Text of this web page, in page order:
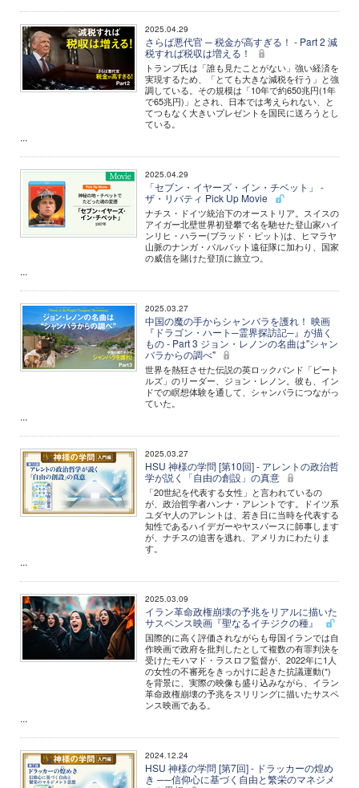
2025.04.29
さらば悪代官 ─ 税金が高すぎる！ - Part 2 減
税すれば税収は増える！
トランプ氏は「誰も見たことがない」強い経済を
実現するため、「とても大きな減税を行う」と強
調している。その規模は「10年で約650兆円(1年
で65兆円)」とされ、日本では考えられない、と
てつもなく大きいプレゼントを国民に送ろうとし
ている。
...
2025.04.29
「セブン・イヤーズ・イン・チベット」 -
ザ・リバティ Pick Up Movie
ナチス・ドイツ統治下のオーストリア。スイスの
アイガー北壁世界初登攀で名を馳せた登山家ハイ
ンリヒ・ハラー(ブラッド・ピット)は、ヒマラヤ
山脈のナンガ・パルバット遠征隊に加わり、国家
の威信を賭けた登頂に旅立つ。
...
2025.03.27
中国の魔の手からシャンバラを護れ！ 映画
『ドラゴン・ハート─霊界探訪記─』が描く
もの - Part 3 ジョン・レノンの名曲は"シャン
バラからの調べ"
世界を熱狂させた伝説の英ロックバンド「ビート
ルズ」のリーダー、ジョン・レノン。彼も、イン
ドでの瞑想体験を通して、シャンバラにつながっ
ていた。
...
2025.03.27
HSU 神様の学問 [第10回] - アレントの政治哲
学が説く「自由の創設」の真意
「20世紀を代表する女性」と言われているの
が、政治哲学者ハンナ・アレントです。ドイツ系
ユダヤ人のアレントは、若き日に当時を代表する
知性であるハイデガーやヤスパースに師事します
が、ナチスの迫害を逃れ、アメリカにわたりま
す。
...
2025.03.09
イラン革命政権崩壊の予兆をリアルに描いた
サスペンス映画『聖なるイチジクの種』
国際的に高く評価されながらも母国イランでは自
作映画で政府を批判したとして複数の有罪判決を
受けたモハマド・ラスロフ監督が、2022年に1人
の女性の不審死をきっかけに起きた抗議運動(*)
を背景に、実際の映像も盛り込みながら、イラン
革命政権崩壊の予兆をスリリングに描いたサスペ
ンス映画である。
...
2024.12.24
HSU 神様の学問 [第7回] - ドラッカーの煌め
き ──信仰心に基づく自由と繁栄のマネジメ